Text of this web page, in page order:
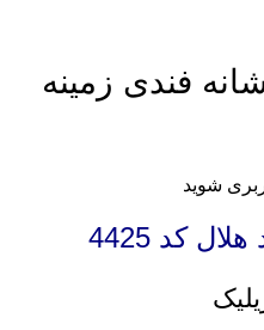
کهنه نما 700 شانه فندی زمینه
شوید
کد 4425